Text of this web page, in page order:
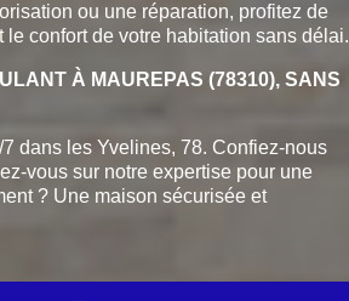
ou une réparation, profitez de
confort de votre habitation sans délai.
À MAUREPAS (78310), SANS
dans les Yvelines, 78. Confiez-nous
vous sur notre expertise pour une
? Une maison sécurisée et